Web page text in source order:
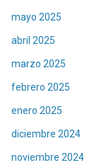
mayo 2025
abril 2025
marzo 2025
febrero 2025
enero 2025
diciembre 2024
noviembre 2024